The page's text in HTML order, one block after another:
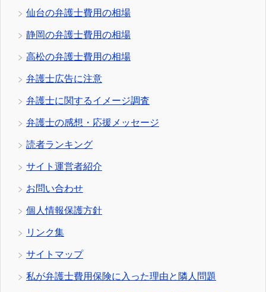
仙台の弁護士費用の相場
静岡の弁護士費用の相場
高松の弁護士費用の相場
弁護士広告に注意
弁護士に関するイメージ調査
弁護士の感想・応援メッセージ
読者ランキング
サイト運営者紹介
お問い合わせ
個人情報保護方針
リンク集
サイトマップ
私が弁護士費用保険に入った理由と隣人問題